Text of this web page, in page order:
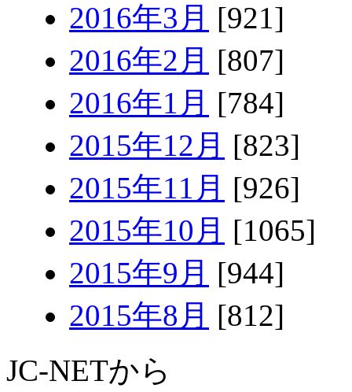
2016年3月 [921]
2016年2月 [807]
2016年1月 [784]
2015年12月 [823]
2015年11月 [926]
2015年10月 [1065]
2015年9月 [944]
2015年8月 [812]
JC-NETから